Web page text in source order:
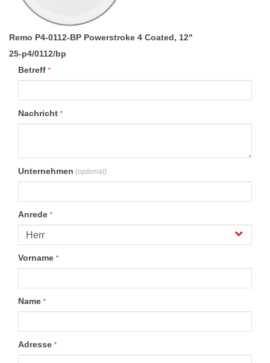
Remo P4-0112-BP Powerstroke 4 Coated, 12"
25-p4/0112/bp
Betreff *
Nachricht *
Unternehmen (optional)
Anrede *
Vorname *
Name *
Adresse *